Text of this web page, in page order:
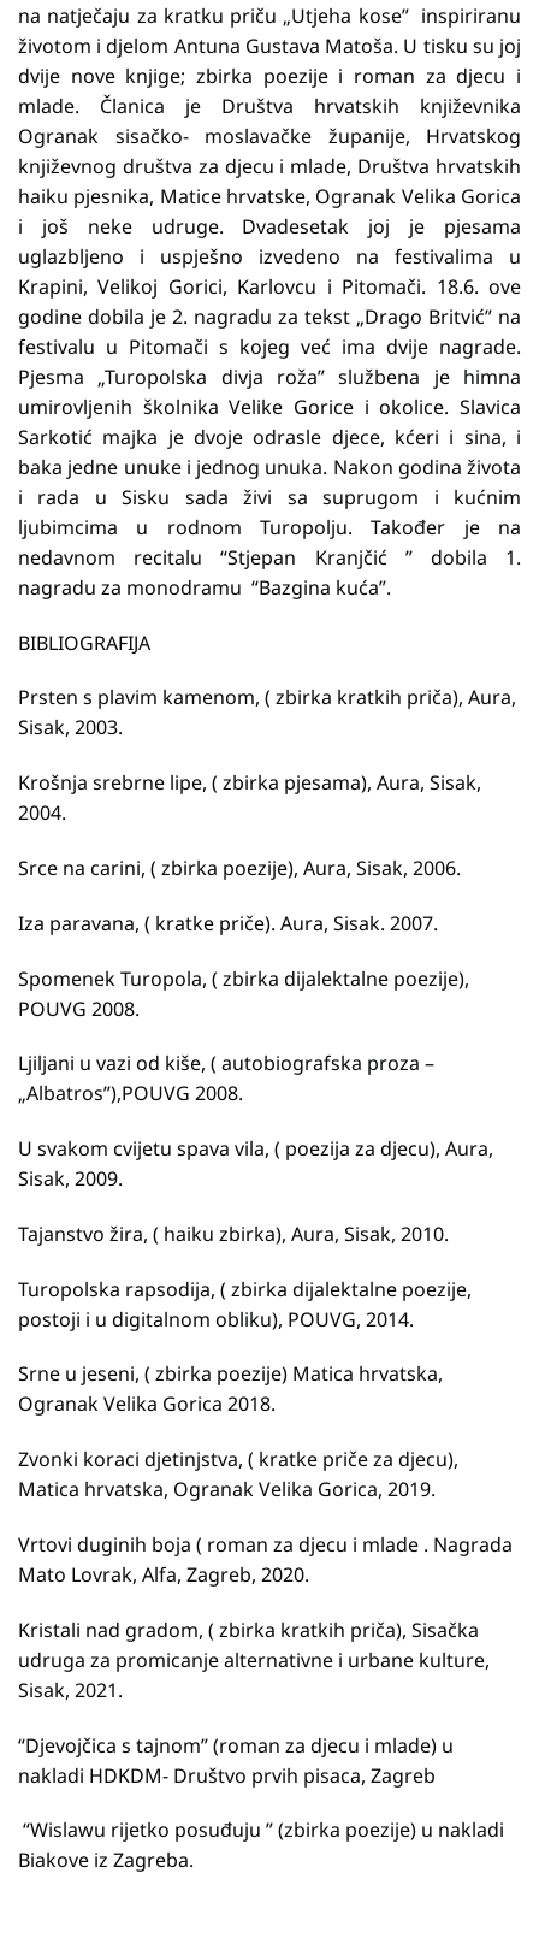
na natječaju za kratku priču „Utjeha kose” inspiriranu
životom i djelom Antuna Gustava Matoša. U tisku su joj
dvije nove knjige; zbirka poezije i roman za djecu i
mlade. Članica je Društva hrvatskih književnika
Ogranak sisačko- moslavačke županije, Hrvatskog
književnog društva za djecu i mlade, Društva hrvatskih
haiku pjesnika, Matice hrvatske, Ogranak Velika Gorica
i još neke udruge. Dvadesetak joj je pjesama
uglazbljeno i uspješno izvedeno na festivalima u
Krapini, Velikoj Gorici, Karlovcu i Pitomači. 18.6. ove
godine dobila je 2. nagradu za tekst „Drago Britvić” na
festivalu u Pitomači s kojeg već ima dvije nagrade.
Pjesma „Turopolska divja roža” službena je himna
umirovljenih školnika Velike Gorice i okolice. Slavica
Sarkotić majka je dvoje odrasle djece, kćeri i sina, i
baka jedne unuke i jednog unuka. Nakon godina života
i rada u Sisku sada živi sa suprugom i kućnim
ljubimcima u rodnom Turopolju. Također je na
nedavnom recitalu “Stjepan Kranjčić ” dobila 1.
nagradu za monodramu “Bazgina kuća”.
BIBLIOGRAFIJA
Prsten s plavim kamenom, ( zbirka kratkih priča), Aura,
Sisak, 2003.
Krošnja srebrne lipe, ( zbirka pjesama), Aura, Sisak,
2004.
Srce na carini, ( zbirka poezije), Aura, Sisak, 2006.
Iza paravana, ( kratke priče). Aura, Sisak. 2007.
Spomenek Turopola, ( zbirka dijalektalne poezije),
POUVG 2008.
Ljiljani u vazi od kiše, ( autobiografska proza –
„Albatros”),POUVG 2008.
U svakom cvijetu spava vila, ( poezija za djecu), Aura,
Sisak, 2009.
Tajanstvo žira, ( haiku zbirka), Aura, Sisak, 2010.
Turopolska rapsodija, ( zbirka dijalektalne poezije,
postoji i u digitalnom obliku), POUVG, 2014.
Srne u jeseni, ( zbirka poezije) Matica hrvatska,
Ogranak Velika Gorica 2018.
Zvonki koraci djetinjstva, ( kratke priče za djecu),
Matica hrvatska, Ogranak Velika Gorica, 2019.
Vrtovi duginih boja ( roman za djecu i mlade . Nagrada
Mato Lovrak, Alfa, Zagreb, 2020.
Kristali nad gradom, ( zbirka kratkih priča), Sisačka
udruga za promicanje alternativne i urbane kulture,
Sisak, 2021.
“Djevojčica s tajnom” (roman za djecu i mlade) u
nakladi HDKDM- Društvo prvih pisaca, Zagreb
“Wislawu rijetko posuđuju ” (zbirka poezije) u nakladi
Biakove iz Zagreba.